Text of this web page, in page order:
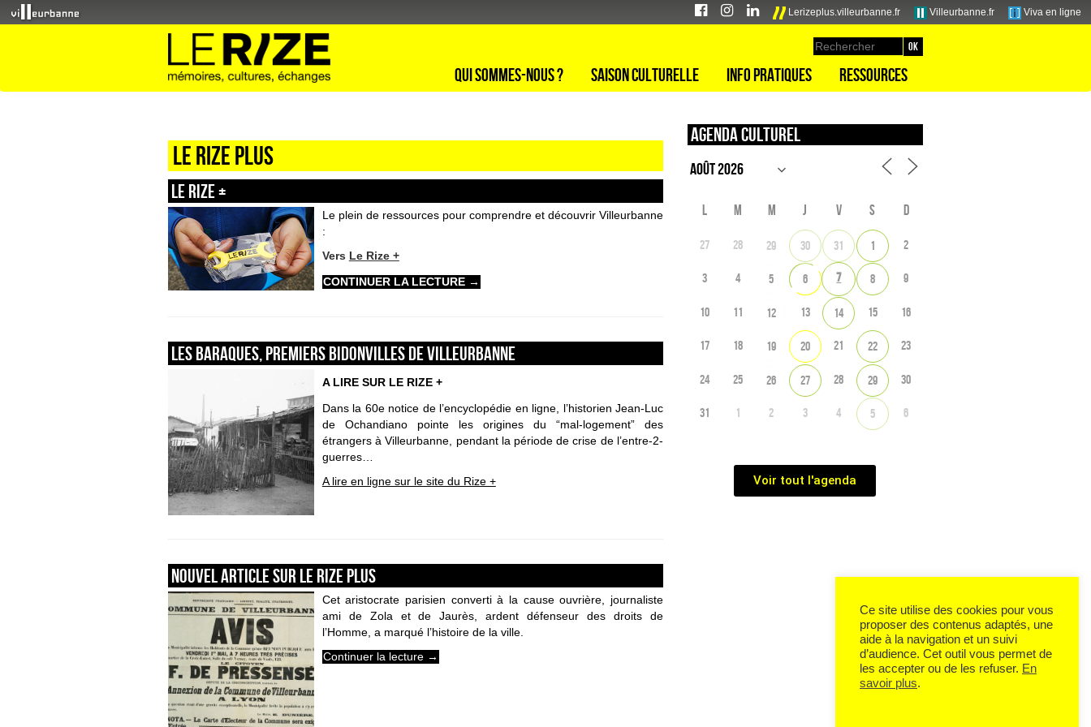
Lerizeplus.villeurbanne.fr Villeurbanne.fr Viva en ligne
Qui sommes-nous ? Saison culturelle Info pratiques Ressources
Le Rize plus
Le Rize +
Le plein de ressources pour comprendre et découvrir Villeurbanne
:
Vers Le Rize +
CONTINUER LA LECTURE →
Les baraques, premiers bidonvilles de Villeurbanne
A LIRE SUR LE RIZE +
Dans la 60e notice de l’encyclopédie en ligne, l’historien Jean-Luc
de Ochandiano pointe les origines du “mal-logement” des
étrangers à Villeurbanne, pendant la période de crise de l’entre-2-
guerres…
A lire en ligne sur le site du Rize +
Nouvel article sur le Rize plus
Cet aristocrate parisien converti à la cause ouvrière, journaliste
ami de Zola et de Jaurès, ardent défenseur des droits de
l’Homme, a marqué l’histoire de la ville.
Continuer la lecture →
Agenda culturel
L M M J V S D
27 28 29 30 31 1 2
3 4 5 6 7 8 9
10 11 12 13 14 15 16
17 18 19 20 21 22 23
24 25 26 27 28 29 30
31 1 2 3 4 5 6
Voir tout l'agenda
Ce site utilise des cookies pour vous
proposer des contenus adaptés, une
aide à la navigation et un suivi
d’audience. Cet outil vous permet de
les accepter ou de les refuser. En
savoir plus.